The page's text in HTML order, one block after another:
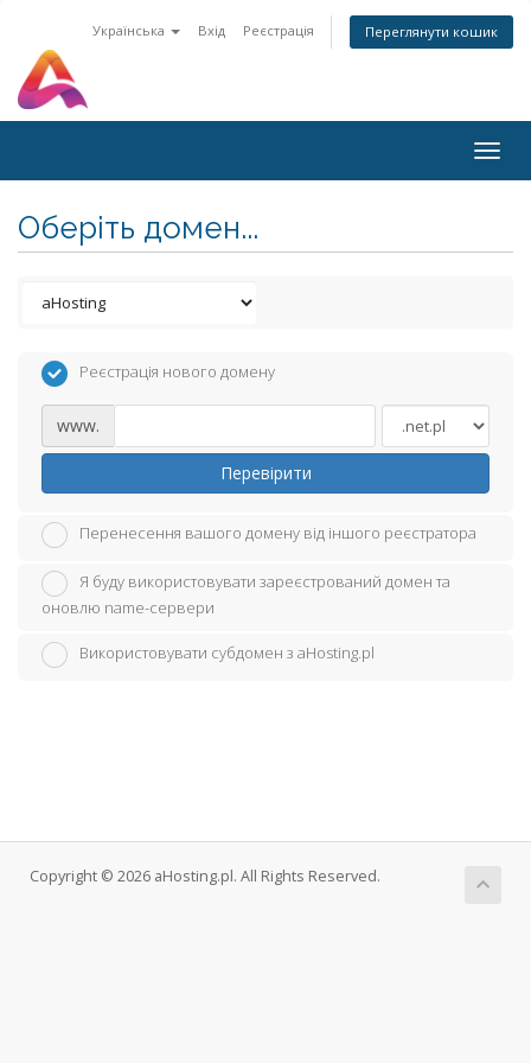
Українська Вхід Реєстрація Переглянути кошик
Оберіть домен...
Реєстрація нового домену
www.
Перевірити
Перенесення вашого домену від іншого реєстратора
Я буду використовувати зареєстрований домен та
оновлю name-сервери
Використовувати субдомен з aHosting.pl
Copyright © 2026 aHosting.pl. All Rights Reserved.